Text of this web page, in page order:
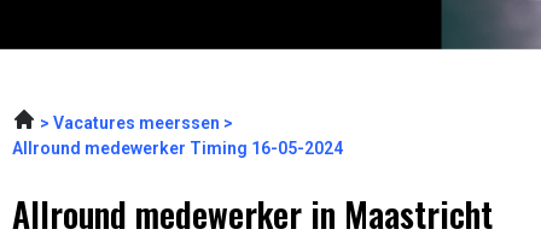
Vacatures meerssen
Allround medewerker Timing 16-05-2024
Allround medewerker in Maastricht